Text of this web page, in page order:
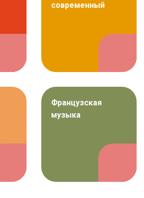
современный
Французская
музыка